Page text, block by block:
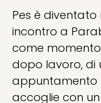
Pes è
incontro a
come
dopo lavoro, di
appuntamento
accoglie con